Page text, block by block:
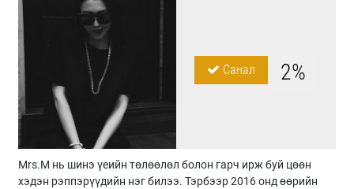
Санал 2%
Mrs.M нь шинэ үеийн төлөөлөл болон гарч ирж буй цөөн
хэдэн рэппэрүүдийн нэг билээ. Тэрбээр 2016 онд өөрийн